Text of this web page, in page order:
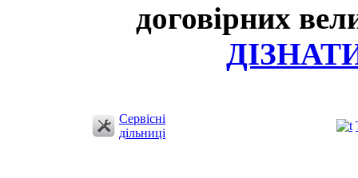
договірних
Сервісні
дільниці